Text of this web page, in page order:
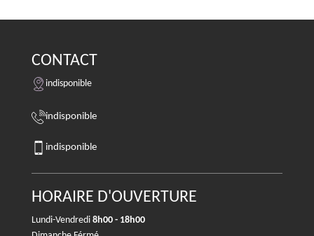
CONTACT
indisponible
indisponible
indisponible
HORAIRE D'OUVERTURE
Lundi-Vendredi 8h00 - 18h00